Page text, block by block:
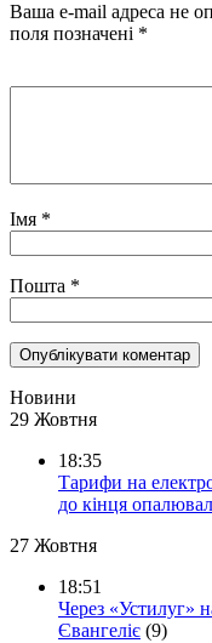
Ваша e-mail адреса не
поля позначені *
Імя *
Пошта *
Новини
29 Жовтня
18:35
Тарифи на
до кінця
27 Жовтня
18:51
Через «Устилуг»
Євангеліє (9)